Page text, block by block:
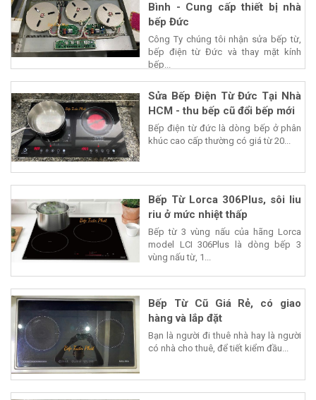
Bình - Cung cấp thiết bị nhà
bếp Đức
Công Ty chúng tôi nhận sửa bếp từ,
bếp điện từ Đức và thay mặt kính
bếp...
Sửa Bếp Điện Từ Đức Tại Nhà
HCM - thu bếp cũ đổi bếp mới
Bếp điện từ đức là dòng bếp ở phân
khúc cao cấp thường có giá từ 20...
Bếp Từ Lorca 306Plus, sôi liu
riu ở mức nhiệt thấp
Bếp từ 3 vùng nấu của hãng Lorca
model LCI 306Plus là dòng bếp 3
vùng nấu từ, 1...
Bếp Từ Cũ Giá Rẻ, có giao
hàng và lắp đặt
Bạn là người đi thuê nhà hay là người
có nhà cho thuê, để tiết kiểm đầu...